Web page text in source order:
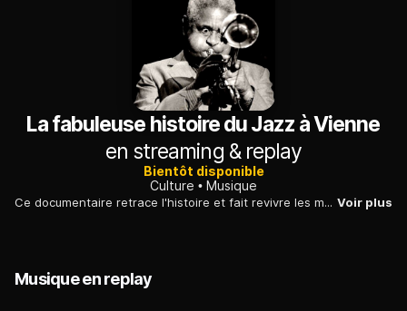
La fabuleuse histoire du Jazz à Vienne
en streaming & replay
Bientôt disponible
Culture
Musique
Ce documentaire retrace l'histoire et fait revivre les moments forts du festival Jazz à Vienne, depuis sa création en 1981 jusqu'à aujourd'hui. Voir plus
Musique en replay